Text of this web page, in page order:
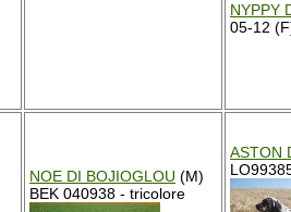
NYPPY
05-12
NOE DI BOJIOGLOU (M)
BEK 040938 - tricolore
ASTON